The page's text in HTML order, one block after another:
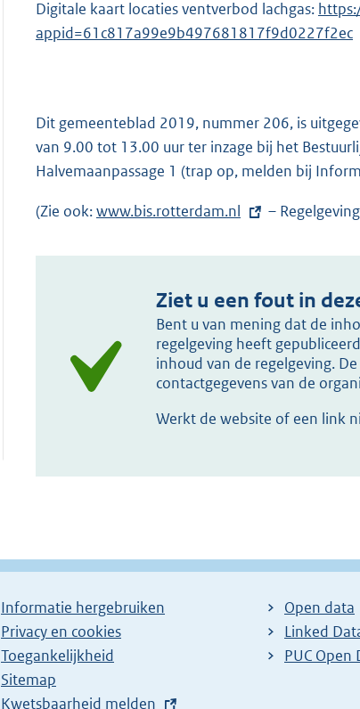
Digitale kaart locaties ventverbod lachgas: E
x
n
e
l
n
appid=61c817a99e9b497681817f9d0227f2ec
Dit gemeenteblad 2019, nummer 206, is
van 9.00 tot 13.00 uur ter inzage bij het
Halvemaanpassage 1 (trap op, melden bij
(Zie ook:E
t
e
l
:
www.bis.rotterdam.nl –
Ziet u een fout in
Bent u van mening dat de
regelgeving heeft
inhoud van de regelgeving.
contactgegevens van de
Werkt de website of een link
Informatie hergebruiken
Privacy en cookies
Toegankelijkheid
Sitemap
E
Kwetsbaarheid melden
Open data
Linked
PUC Open